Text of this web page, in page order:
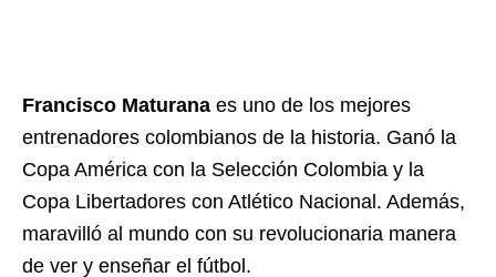
Francisco Maturana es uno de los mejores
entrenadores colombianos de la historia. Ganó la
Copa América con la Selección Colombia y la
Copa Libertadores con Atlético Nacional. Además,
maravilló al mundo con su revolucionaria manera
de ver y enseñar el fútbol.